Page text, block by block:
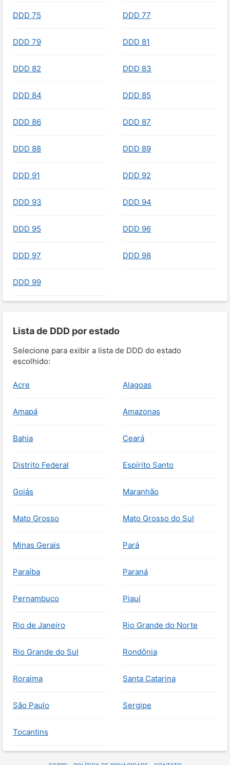
DDD 75 DDD 77
DDD 79 DDD 81
DDD 82 DDD 83
DDD 84 DDD 85
DDD 86 DDD 87
DDD 88 DDD 89
DDD 91 DDD 92
DDD 93 DDD 94
DDD 95 DDD 96
DDD 97 DDD 98
DDD 99
Lista de DDD por estado
Selecione para exibir a lista de DDD do estado
escolhido:
Acre Alagoas
Amapá Amazonas
Bahia Ceará
Distrito Federal Espírito Santo
Goiás Maranhão
Mato Grosso Mato Grosso do Sul
Minas Gerais Pará
Paraíba Paraná
Pernambuco Piauí
Rio de Janeiro Rio Grande do Norte
Rio Grande do Sul Rondônia
Roraima Santa Catarina
São Paulo Sergipe
Tocantins